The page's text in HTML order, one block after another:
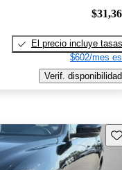
El precio incluye tasas
$602/mes
Verif. disponibilidad